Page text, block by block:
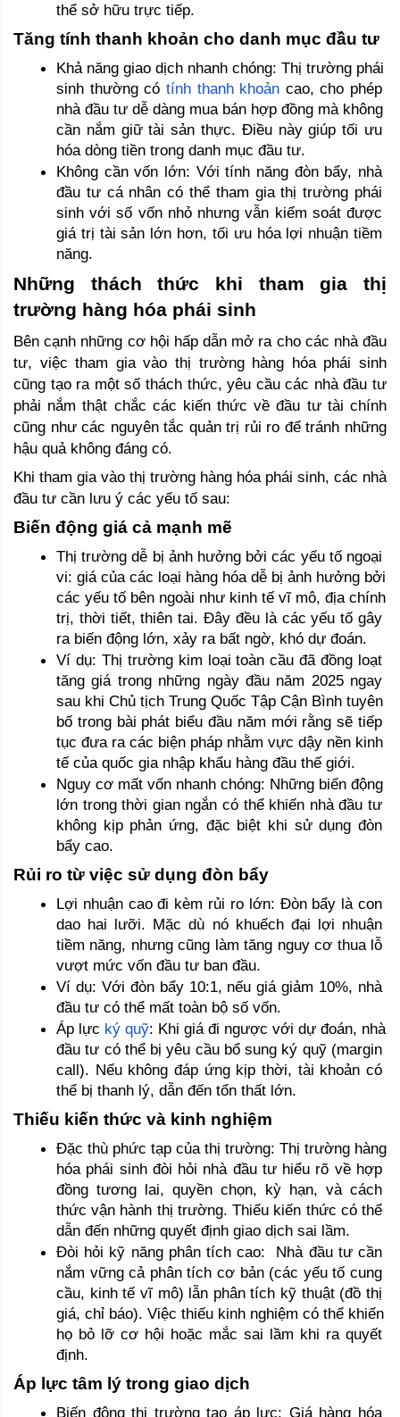
thể sở hữu trực tiếp.
Tăng tính thanh khoản cho danh mục đầu tư
Khả năng giao dịch nhanh chóng: Thị trường phái
sinh thường có tính thanh khoản cao, cho phép
nhà đầu tư dễ dàng mua bán hợp đồng mà không
cần nắm giữ tài sản thực. Điều này giúp tối ưu
hóa dòng tiền trong danh mục đầu tư.
Không cần vốn lớn: Với tính năng đòn bẩy, nhà
đầu tư cá nhân có thể tham gia thị trường phái
sinh với số vốn nhỏ nhưng vẫn kiểm soát được
giá trị tài sản lớn hơn, tối ưu hóa lợi nhuận tiềm
năng.
Những thách thức khi tham gia thị
trường hàng hóa phái sinh
Bên cạnh những cơ hội hấp dẫn mở ra cho các nhà đầu
tư, việc tham gia vào thị trường hàng hóa phái sinh
cũng tạo ra một số thách thức, yêu cầu các nhà đầu tư
phải nắm thật chắc các kiến thức về đầu tư tài chính
cũng như các nguyên tắc quản trị rủi ro để tránh những
hậu quả không đáng có.
Khi tham gia vào thị trường hàng hóa phái sinh, các nhà
đầu tư cần lưu ý các yếu tố sau:
Biến động giá cả mạnh mẽ
Thị trường dễ bị ảnh hưởng bởi các yếu tố ngoại
vi: giá của các loại hàng hóa dễ bị ảnh hưởng bởi
các yếu tố bên ngoài như kinh tế vĩ mô, địa chính
trị, thời tiết, thiên tai. Đây đều là các yếu tố gây
ra biến động lớn, xảy ra bất ngờ, khó dự đoán.
Ví dụ: Thị trường kim loại toàn cầu đã đồng loạt
tăng giá trong những ngày đầu năm 2025 ngay
sau khi Chủ tịch Trung Quốc Tập Cận Bình tuyên
bố trong bài phát biểu đầu năm mới rằng sẽ tiếp
tục đưa ra các biện pháp nhằm vực dậy nền kinh
tế của quốc gia nhập khẩu hàng đầu thế giới.
Nguy cơ mất vốn nhanh chóng: Những biến động
lớn trong thời gian ngắn có thể khiến nhà đầu tư
không kịp phản ứng, đặc biệt khi sử dụng đòn
bẩy cao.
Rủi ro từ việc sử dụng đòn bẩy
Lợi nhuận cao đi kèm rủi ro lớn: Đòn bẩy là con
dao hai lưỡi. Mặc dù nó khuếch đại lợi nhuận
tiềm năng, nhưng cũng làm tăng nguy cơ thua lỗ
vượt mức vốn đầu tư ban đầu.
Ví dụ: Với đòn bẩy 10:1, nếu giá giảm 10%, nhà
đầu tư có thể mất toàn bộ số vốn.
Áp lực ký quỹ: Khi giá đi ngược với dự đoán, nhà
đầu tư có thể bị yêu cầu bổ sung ký quỹ (margin
call). Nếu không đáp ứng kịp thời, tài khoản có
thể bị thanh lý, dẫn đến tổn thất lớn.
Thiếu kiến thức và kinh nghiệm
Đặc thù phức tạp của thị trường: Thị trường hàng
hóa phái sinh đòi hỏi nhà đầu tư hiểu rõ về hợp
đồng tương lai, quyền chọn, kỳ hạn, và cách
thức vận hành thị trường. Thiếu kiến thức có thể
dẫn đến những quyết định giao dịch sai lầm.
Đòi hỏi kỹ năng phân tích cao:  Nhà đầu tư cần
nắm vững cả phân tích cơ bản (các yếu tố cung
cầu, kinh tế vĩ mô) lẫn phân tích kỹ thuật (đồ thị
giá, chỉ báo). Việc thiếu kinh nghiệm có thể khiến
họ bỏ lỡ cơ hội hoặc mắc sai lầm khi ra quyết
định.
Áp lực tâm lý trong giao dịch
Biến động thị trường tạo áp lực: Giá hàng hóa